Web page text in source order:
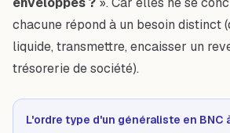
chacune répond à un besoin distinct
liquide, transmettre, encaisser un
trésorerie de société).
L'ordre type d'un généraliste en BNC